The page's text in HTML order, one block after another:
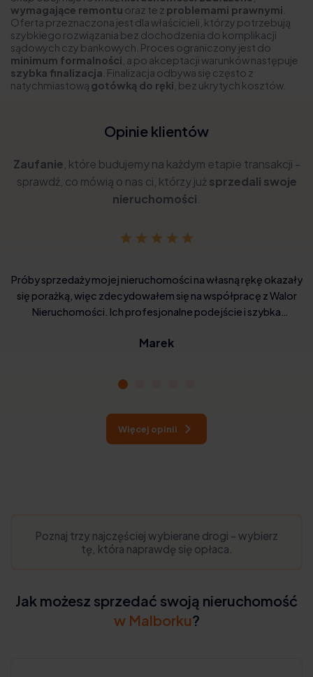
wymagające remontu oraz te z problemami prawnymi
Oferta przeznaczona jest dla właścicieli, którzy potrzebują
szybkiego rozwiązania bez dochodzenia do komplikacji
sądowych czy bankowych. Proces ograniczony jest do
minimum formalności , a po akceptacji warunków następuje
szybka finalizacja . Finalizacja odbywa się często z
natychmiastową gotówką do ręki , bez ukrytych kosztów.
Opinie klientów
Zaufanie, które budujemy na każdym etapie transakcji -
sprawdź, co mówią o nas ci, którzy jużsprzedali swoje
nieruchomości.
Próby sprzedaży mojej nieruchomości na własną rękę okazały
się porażką, więc zdecydowałem się na współpracę z Walor
Nieruchomości. Ich profesjonalne podejście i szybka
oni zajęli się wszystkimi formalnościami. Ich usługi są godne
Marek
Więcej opinii
Jak możesz sprzedać swoją nieruchomość
w Malborku?
Poznaj trzy najczęściej wybierane drogi - wybierz
tę, która naprawdę się opłaca.